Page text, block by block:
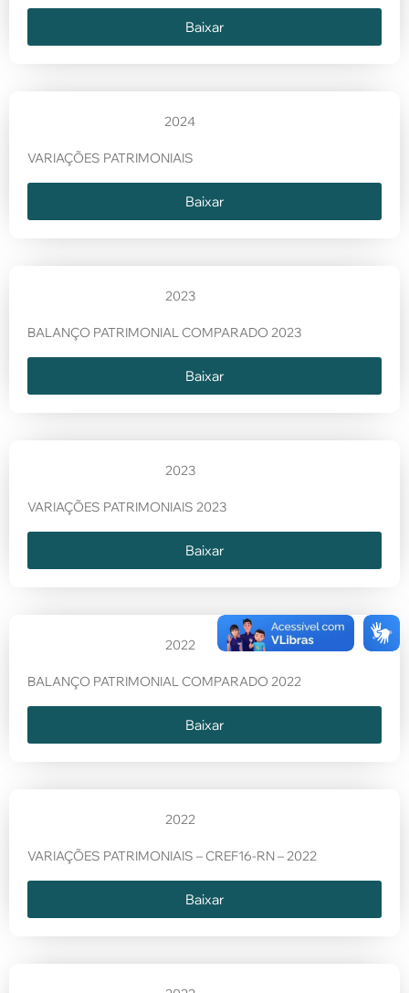
Baixar
2024
VARIAÇÕES PATRIMONIAIS
Baixar
2023
BALANÇO PATRIMONIAL COMPARADO 2023
Baixar
2023
VARIAÇÕES PATRIMONIAIS 2023
Baixar
2022
BALANÇO PATRIMONIAL COMPARADO 2022
Baixar
2022
VARIAÇÕES PATRIMONIAIS – CREF16-RN – 2022
Baixar